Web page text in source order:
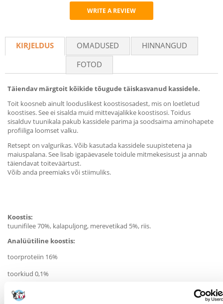
Recommend
WRITE A REVIEW
KIRJELDUS OMADUSED
HINNANGUD
FOTOD
Täiendav märgtoit kõikide tõugude täiskasvanud kassidele.
Toit koosneb ainult looduslikest koostisosadest, mis on loetletud
koostises. See ei sisalda muid mittevajalikke koostisosi. Toidus
sisalduv tuunikala pakub kassidele parima ja soodsaima aminohapete
profiiliga loomset valku.
Retsept on valgurikas. Võib kasutada kassidele suupistetena ja
maiuspalana. See lisab igapäevasele toidule mitmekesisust ja annab
täiendavat toiteväärtust.
Võib anda preemiaks või stiimuliks.
Koostis:
tuunifilee 70%, kalapuljong, merevetikad 5%, riis.
Analüütiline koostis:
toorproteiin 16%
toorkiud 0,1%
toorrasv 1%